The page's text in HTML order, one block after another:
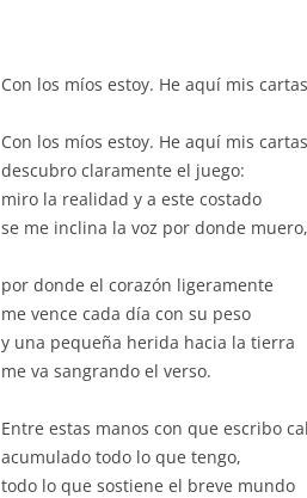
Con los míos estoy. He aquí mis
Con los míos estoy. He aquí mis
descubro claramente el juego:
miro la realidad y a este costado
se me inclina la voz por donde muero,
por donde el corazón ligeramente
me vence cada día con su peso
y una pequeña herida hacia la tierra
me va sangrando el verso.
Entre estas manos con que escribo
acumulado todo lo que tengo,
todo lo que sostiene el breve mundo